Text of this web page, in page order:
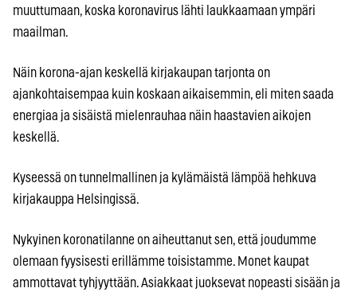
muuttumaan, koska koronavirus lähti laukkaamaan ympäri
maailman.
Näin korona-ajan keskellä kirjakaupan tarjonta on
ajankohtaisempaa kuin koskaan aikaisemmin, eli miten saada
energiaa ja sisäistä mielenrauhaa näin haastavien aikojen
keskellä.
Kyseessä on tunnelmallinen ja kylämäistä lämpöä hehkuva
kirjakauppa Helsingissä.
Nykyinen koronatilanne on aiheuttanut sen, että joudumme
olemaan fyysisesti erillämme toisistamme. Monet kaupat
ammottavat tyhjyyttään. Asiakkaat juoksevat nopeasti sisään ja